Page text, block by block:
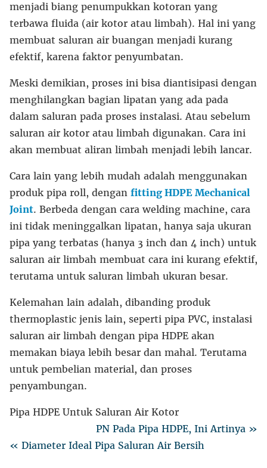
menjadi biang penumpukkan kotoran yang
terbawa fluida (air kotor atau limbah). Hal ini yang
membuat saluran air buangan menjadi kurang
efektif, karena faktor penyumbatan.
Meski demikian, proses ini bisa diantisipasi dengan
menghilangkan bagian lipatan yang ada pada
dalam saluran pada proses instalasi. Atau sebelum
saluran air kotor atau limbah digunakan. Cara ini
akan membuat aliran limbah menjadi lebih lancar.
Cara lain yang lebih mudah adalah menggunakan
produk pipa roll, dengan fitting HDPE Mechanical
Joint. Berbeda dengan cara welding machine, cara
ini tidak meninggalkan lipatan, hanya saja ukuran
pipa yang terbatas (hanya 3 inch dan 4 inch) untuk
saluran air limbah membuat cara ini kurang efektif,
terutama untuk saluran limbah ukuran besar.
Kelemahan lain adalah, dibanding produk
thermoplastic jenis lain, seperti pipa PVC, instalasi
saluran air limbah dengan pipa HDPE akan
memakan biaya lebih besar dan mahal. Terutama
untuk pembelian material, dan proses
penyambungan.
Pipa HDPE Untuk Saluran Air Kotor
PN Pada Pipa HDPE, Ini Artinya »
« Diameter Ideal Pipa Saluran Air Bersih